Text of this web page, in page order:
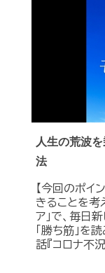
人生の荒波
法
【今回のポイ
きることを考
ア」で、毎日
「勝ち筋」
話『コロナ不